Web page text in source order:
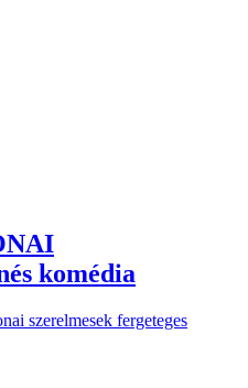
komédia
szerelmesek fergeteges